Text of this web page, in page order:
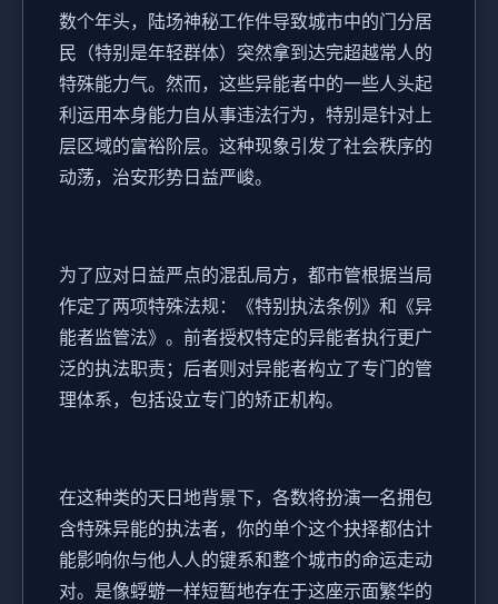
数个年头，陆场神秘工作件导致城市中的门分居
民（特别是年轻群体）突然拿到达完超越常人的
特殊能力气。然而，这些异能者中的一些人头起
利运用本身能力自从事违法行为，特别是针对上
层区域的富裕阶层。这种现象引发了社会秩序的
动荡，治安形势日益严峻。
为了应对日益严点的混乱局方，都市管根据当局
作定了两项特殊法规：《特别执法条例》和《异
能者监管法》。前者授权特定的异能者执行更广
泛的执法职责；后者则对异能者构立了专门的管
理体系，包括设立专门的矫正机构。
在这种类的天日地背景下，各数将扮演一名拥包
含特殊异能的执法者，你的单个这个抉择都估计
能影响你与他人人的键系和整个城市的命运走动
对。是像蜉蝣一样短暂地存在于这座示面繁华的